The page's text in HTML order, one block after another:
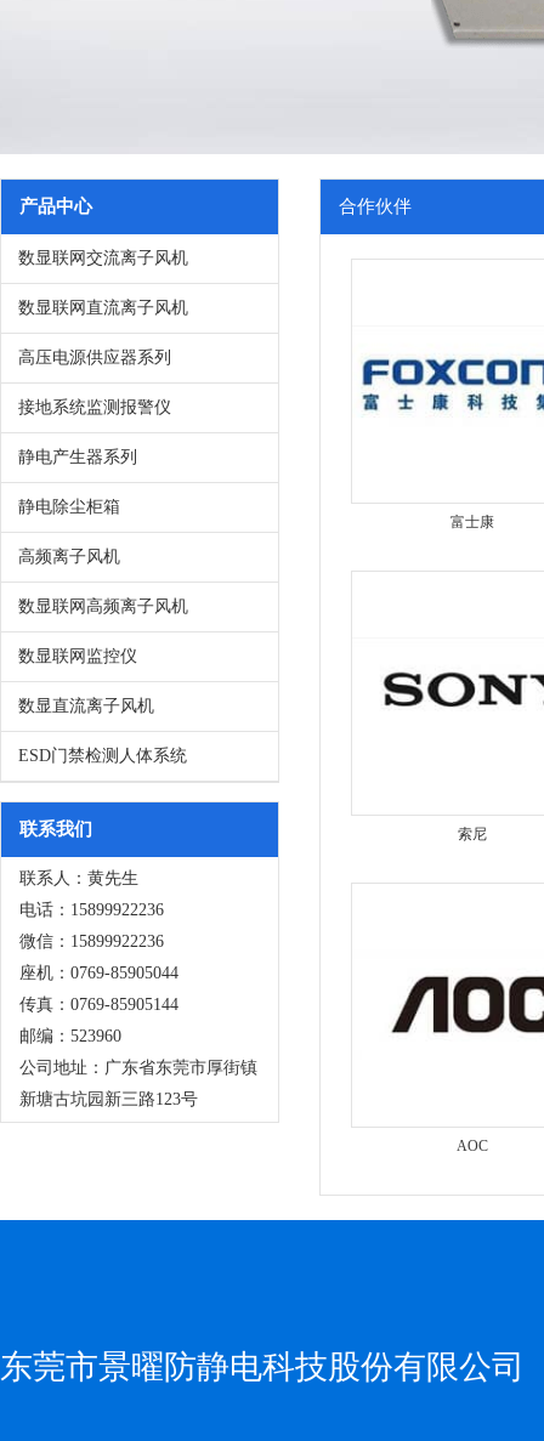
产品中心
数显联网交流离子风机
数显联网直流离子风机
高压电源供应器系列
接地系统监测报警仪
静电产生器系列
静电除尘柜箱
高频离子风机
数显联网高频离子风机
数显联网监控仪
数显直流离子风机
ESD门禁检测人体系统
联系我们
联系人：黄先生
电话：15899922236
微信：15899922236
座机：0769-85905044
传真：0769-85905144
邮编：523960
公司地址：广东省东莞市厚街镇
新塘古坑园新三路123号
合作伙伴
富士康
索尼
AOC
东莞市景曜防静电科技股份有限公司